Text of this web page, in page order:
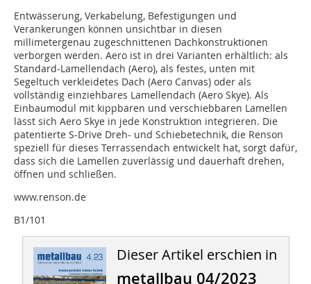
Entwässerung, Verkabelung, Befestigungen und
Verankerungen können unsichtbar in diesen
millimetergenau zugeschnittenen Dachkonstruktionen
verborgen werden. Aero ist in drei Varianten erhältlich: als
Standard-Lamellendach (Aero), als festes, unten mit
Segeltuch verkleidetes Dach (Aero Canvas) oder als
vollständig einziehbares Lamellendach (Aero Skye). Als
Einbaumodul mit kippbaren und verschiebbaren Lamellen
lässt sich Aero Skye in jede Konstruktion integrieren. Die
patentierte S-Drive Dreh- und Schiebetechnik, die Renson
speziell für dieses Terrassendach entwickelt hat, sorgt dafür,
dass sich die Lamellen zuverlässig und dauerhaft drehen,
öffnen und schließen.
www.renson.de
B1/101
Dieser Artikel erschien in
metallbau 04/2023